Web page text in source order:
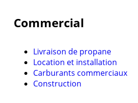
Commercial
Livraison de propane
Location et installation
Carburants commerciaux
Construction